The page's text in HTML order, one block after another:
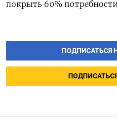
покрыть 60%
ПОДПИСАТЬСЯ
ПОДПИСАТЬСЯ